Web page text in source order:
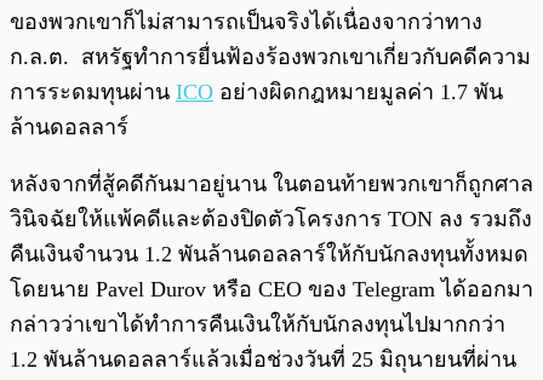
ของพวกเขาก็ไม่สามารถเป็นจริงได้เนื่องจากว่าทาง
ก.ล.ต. สหรัฐทำการยื่นฟ้องร้องพวกเขาเกี่ยวกับคดีความ
การระดมทุนผ่าน ICO อย่างผิดกฎหมายมูลค่า 1.7 พัน
ล้านดอลลาร์
หลังจากที่สู้คดีกันมาอยู่นาน ในตอนท้ายพวกเขาก็ถูกศาล
วินิจฉัยให้แพ้คดีและต้องปิดตัวโครงการ TON ลง รวมถึง
คืนเงินจำนวน 1.2 พันล้านดอลลาร์ให้กับนักลงทุนทั้งหมด
โดยนาย Pavel Durov หรือ CEO ของ Telegram ได้ออกมา
กล่าวว่าเขาได้ทำการคืนเงินให้กับนักลงทุนไปมากกว่า
1.2 พันล้านดอลลาร์แล้วเมื่อช่วงวันที่ 25 มิถุนายนที่ผ่าน